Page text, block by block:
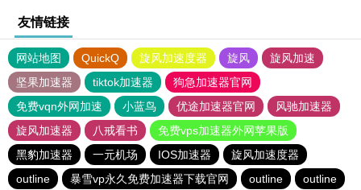
友情链接
网站地图 QuickQ 旋风加速度器 旋风
旋风加速
坚果加速器
tiktok加速器
狗急加速器官网
免费vqn外网加速
小蓝鸟 优途加速器官网
风驰加速器
旋风加速器
八戒看书
免费vps加速器外网苹果版
黑豹加速器
一元机场 IOS加速器
旋风加速度器
outline
暴雪vp永久免费加速器下载官网 outline outline